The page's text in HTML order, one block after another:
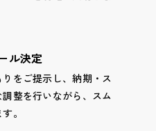
ル決定
をご提示し、納期・ス
整を行いながら、スム
。